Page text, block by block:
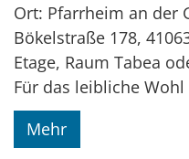
Ort: Pfarrheim an der
Bökelstraße 178,
Etage, Raum Tabea
Für das leibliche
Mehr